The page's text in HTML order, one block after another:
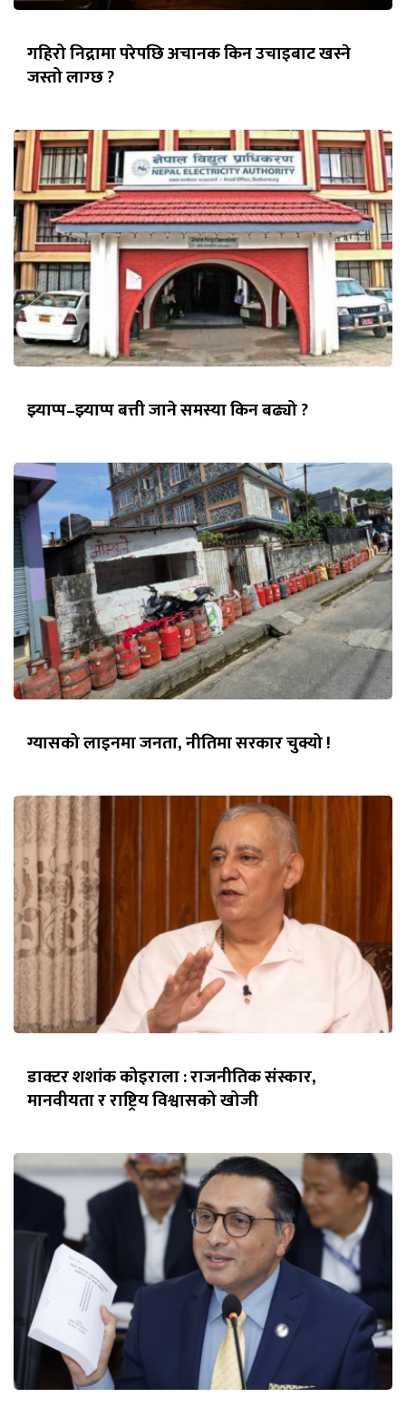
गहिरो निद्रामा परेपछि अचानक किन उचाइबाट खस्ने
जस्तो लाग्छ ?
झ्याप्प–झ्याप्प बत्ती जाने समस्या किन बढ्यो ?
ग्यासको लाइनमा जनता, नीतिमा सरकार चुक्यो !
डाक्टर शशांक कोइराला : राजनीतिक संस्कार,
मानवीयता र राष्ट्रिय विश्वासको खोजी